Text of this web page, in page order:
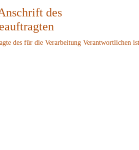
des
des für die Verarbeitung Verantwortlichen